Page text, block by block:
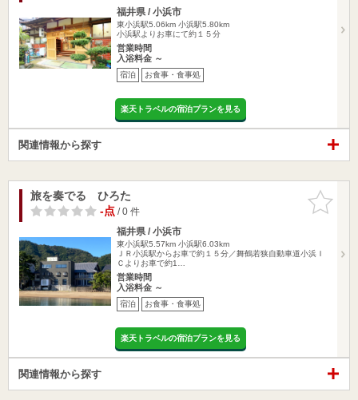
福井県 / 小浜市
東小浜駅5.06km 小浜駅5.80km
小浜駅よりお車にて約１５分
営業時間
入浴料金 ～
宿泊 お食事・食事処
楽天トラベルの宿泊プランを見る
関連情報から探す
お気に入
りに追加
旅を奏でる ひろた
-点/ 0 件
福井県 / 小浜市
東小浜駅5.57km 小浜駅6.03km
ＪＲ小浜駅からお車で約１５分／舞鶴若狭自動車道小浜Ｉ
Ｃよりお車で約1…
営業時間
入浴料金 ～
宿泊 お食事・食事処
楽天トラベルの宿泊プランを見る
関連情報から探す